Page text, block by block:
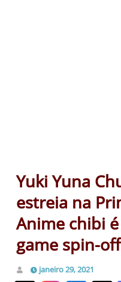
Yuki Yuna
estreia na
Anime chibi
game spin-
janeiro 29, 2021